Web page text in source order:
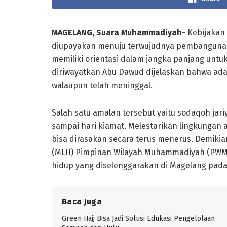
MAGELANG, Suara Muhammadiyah-
diupayakan menuju terwujudnya
memiliki orientasi dalam jangka panjang
diriwayatkan Abu Dawud dijelaskan bahwa
walaupun telah meninggal.
Salah satu amalan tersebut yaitu sodaqoh
sampai hari kiamat. Melestarikan lingkungan
bisa dirasakan secara terus menerus.
(MLH) Pimpinan Wilayah Muhammadiyah
hidup yang diselenggarakan di Magelang
Baca Juga
Green Hajj Bisa Jadi Solusi Edukasi Pengelolaan